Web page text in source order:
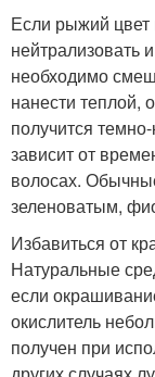
Если рыжий цвет
нейтрализовать
необходимо
нанести теплой,
получится
зависит от
волосах.
зеленоватым,
Избавиться от
Натуральные
если
окислитель
получен при